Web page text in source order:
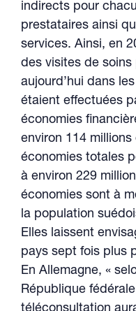
indirects pour
prestataires ainsi
services. Ainsi, en
des visites de
aujourd’hui dans
étaient effectuées
économies
environ 114
économies totales
à environ 229
économies sont à
la population
Elles laissent
pays sept fois plus
En Allemagne, «
République